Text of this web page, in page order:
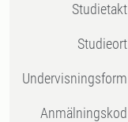
Studietakt
Studieort
Undervisningsform
Anmälningskod